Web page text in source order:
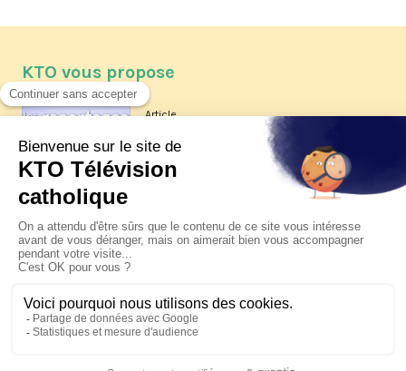
KTO vous propose
Article
Les reportages d'été 2026 de KTO
La visite pastorale du pape Léon
XIV à Assise à suivre sur KTO le
jeudi 6 août
Le pape en Uruguay, Argentine et
Pérou du 6 au 17 novembre 2026